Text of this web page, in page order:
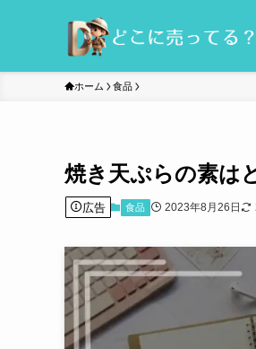
ホーム 食品
焼き天ぷらの素は
広告 食品 2023年8月26日